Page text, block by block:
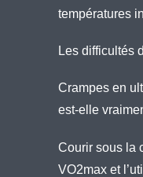
températures
Les difficultés
Crampes en
est-elle
Courir sous la
VO2max et